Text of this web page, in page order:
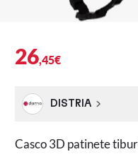
26,45€
DISTRIA
Casco 3D patinete